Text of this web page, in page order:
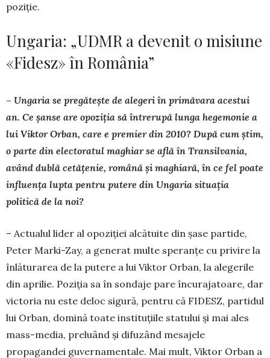
poziție.
Ungaria: „UDMR a devenit o misiune
«Fidesz» în România”
– Ungaria se pregătește de alegeri în primăvara acestui
an. Ce șanse are opoziția să întrerupă lunga hegemonie a
lui Viktor Orban, care e premier din 2010? După cum știm,
o parte din electoratul maghiar se află în Transilvania,
având dublă cetățenie, română și maghiară, în ce fel poate
influența lupta pentru putere din Ungaria situația
politică de la noi?
– Actualul lider al opoziției alcătuite din șase partide,
Peter Marki-Zay, a generat multe speranțe cu privire la
înlăturarea de la putere a lui Viktor Orban, la alegerile
din aprilie. Poziția sa în sondaje pare încurajatoare, dar
victoria nu este deloc sigură, pentru că FIDESZ, partidul
lui Orban, domină toate instituțiile statului și mai ales
mass-media, preluând și difuzând mesajele
propagandei guvernamentale. Mai mult, Viktor Orban a